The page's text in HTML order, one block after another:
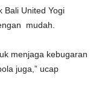
Bali United Yogi
mudah.
menjaga kebugaran
juga,” ucap